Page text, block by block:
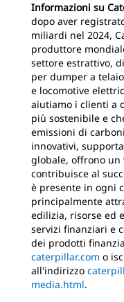
Informazioni su
dopo aver
miliardi nel 2024,
produttore
settore estrattivo,
per dumper a
e locomotive
aiutiamo i clienti a
più sostenibile e
emissioni di
innovativi,
globale, offrono
contribuisce al
è presente in ogni
principalmente
edilizia, risorse ed
servizi finanziari e
dei prodotti
caterpillar.com o
all'indirizzo
media.html.